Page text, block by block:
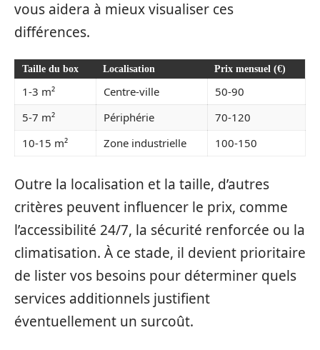
vous aidera à mieux visualiser ces
différences.
Taille du box Localisation Prix mensuel (€)
1-3 m² Centre-ville
50-90
5-7 m²
Périphérie
70-120
10-15 m²
Zone industrielle 100-150
Outre la localisation et la taille, d’autres
critères peuvent influencer le prix, comme
l’accessibilité 24/7, la sécurité renforcée ou la
climatisation. À ce stade, il devient prioritaire
de lister vos besoins pour déterminer quels
services additionnels justifient
éventuellement un surcoût.